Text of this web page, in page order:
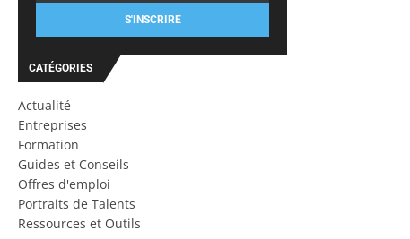
S'INSCRIRE
CATÉGORIES
Actualité
Entreprises
Formation
Guides et Conseils
Offres d'emploi
Portraits de Talents
Ressources et Outils